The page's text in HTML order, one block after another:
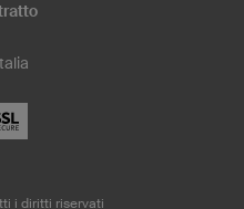
i diritti riservati